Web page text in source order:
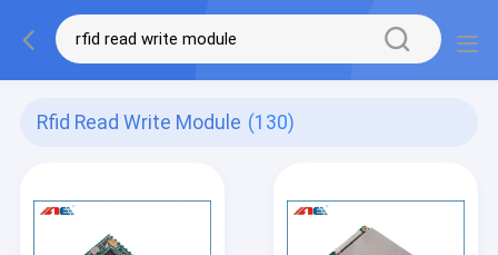
Rfid Read Write Module (130)